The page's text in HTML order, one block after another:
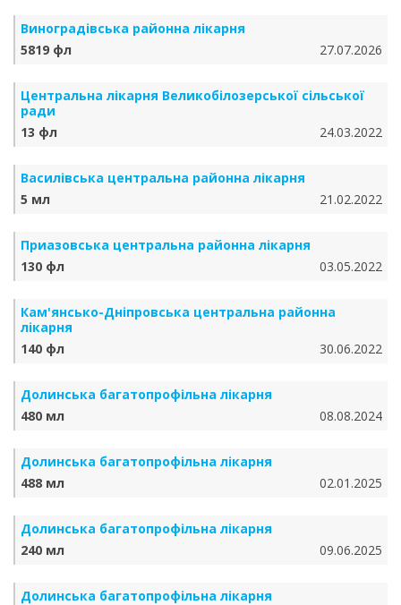
Виноградівська районна лікарня
5819 фл
27.07.2026
Центральна лікарня Великобілозерської сільської
ради
13 фл
24.03.2022
Василівська центральна районна лікарня
5 мл
21.02.2022
Приазовська центральна районна лікарня
130 фл
03.05.2022
Кам'янсько-Дніпровська центральна районна
лікарня
140 фл
30.06.2022
Долинська багатопрофільна лікарня
480 мл
08.08.2024
Долинська багатопрофільна лікарня
488 мл
02.01.2025
Долинська багатопрофільна лікарня
240 мл
09.06.2025
Долинська багатопрофільна лікарня